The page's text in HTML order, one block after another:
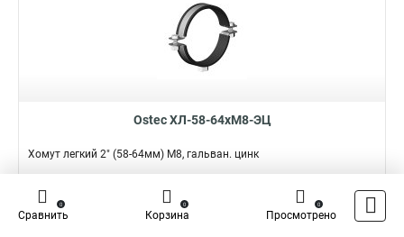
Ostec ХЛ-58-64хМ8-ЭЦ
Хомут легкий 2" (58-64мм) М8, гальван. цинк
Подробнее Сравнить
Наличие:
Сравнить
0
Корзина
0
Просмотрено
0